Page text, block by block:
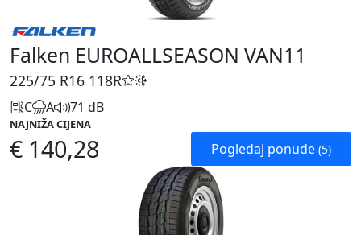
Falken EUROALLSEASON VAN11
225/75 R16 118R
C A 71 dB
NAJNIŽA CIJENA
€ 140,28 Pogledaj ponude (5)